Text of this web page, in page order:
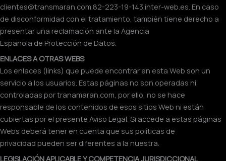
clientes@transmaran.com.82-223-19-143.inter-web.es. En caso
de disconformidad con el tratamiento, también tiene derecho a
presentar una reclamación ante la Agencia
Española de Protección de Datos.
ENLACES A OTRAS WEBS
Los enlaces (links) que puede encontrar en esta Web son un
servicio a los usuarios. Estas páginas no son operadas ni
controladas por tranamaran.com, por ello, no se hace
responsable de los contenidos de esos sitios Web ni están
cubiertas por el presente Aviso Legal. Si accede a estas páginas
Webs deberá tener en cuenta que sus políticas de
privacidad pueden ser diferentes a la nuestra.
LEGISLACIÓN APLICABLE Y COMPETENCIA JURISDICCIONAL